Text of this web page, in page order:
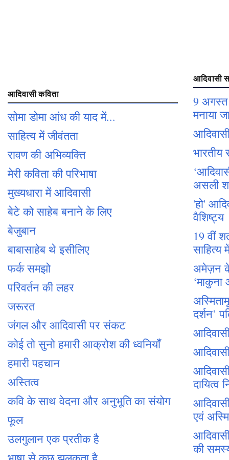
आदिवासी कविता
सोमा डोमा आंध की याद में...
साहित्य में जीवंतता
रावण की अभिव्यक्ति
मेरी कविता की परिभाषा
मुख्यधारा में आदिवासी
बेटे को साहेब बनाने के लिए
बेजुबान
बाबासाहेब थे इसीलिए
फर्क समझो
परिवर्तन की लहर
जरूरत
जंगल और आदिवासी पर संकट
कोई तो सुनो हमारी आक्रोश की ध्वनियाँ
हमारी पहचान
अस्तित्व
कवि के साथ वेदना और अनुभूति का संयोग
फूल
उलगुलान एक प्रतीक है
आदिवासी
9 अगस्त
मनाया
भारतीय
असली
'हो'
वैशिष्ट्य
19 वीं
साहित्य
अमेज़न
‘माकुना
दर्शन’
दायित्व
एवं
की